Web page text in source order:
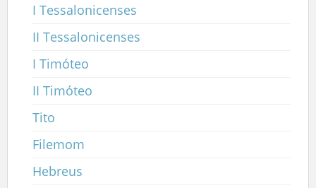
I Tessalonicenses
II Tessalonicenses
I Timóteo
II Timóteo
Tito
Filemom
Hebreus